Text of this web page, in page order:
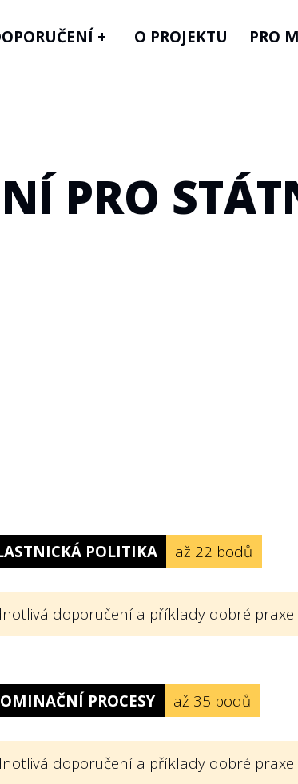
+ O PROJEKTU PRO
PRO
POLITIKA až 22 bodů
doporučení a příklady dobré praxe
se konkrétním způsobem
(takové dokumenty se mohou
PROCESY až 35 bodů
doporučení a příklady dobré praxe